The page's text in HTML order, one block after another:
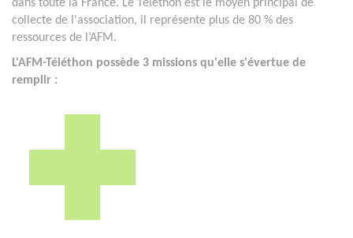
dans toute la France. Le Téléthon est le moyen principal de
collecte de l'association, il représente plus de 80 % des
ressources de l’AFM.
L'AFM-Téléthon possède 3 missions qu'elle s'évertue de
remplir :